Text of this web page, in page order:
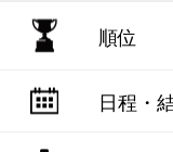
順位
日程・